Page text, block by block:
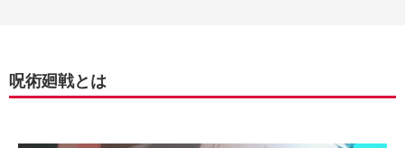
呪術廻戦とは